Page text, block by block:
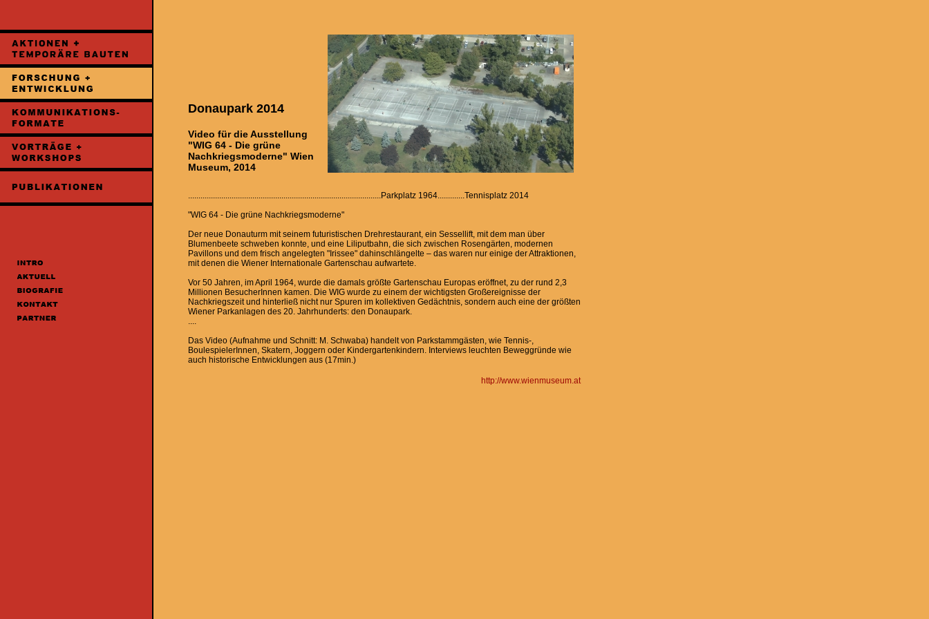
Donaupark 2014
Video für die Ausstellung
"WIG 64 - Die grüne
Nachkriegsmoderne" Wien
Museum, 2014
.............................................................................................Parkplatz 1964.............Tennisplatz 2014
"WIG 64 - Die grüne Nachkriegsmoderne"
Der neue Donauturm mit seinem futuristischen Drehrestaurant, ein Sessellift, mit dem man über
Blumenbeete schweben konnte, und eine Liliputbahn, die sich zwischen Rosengärten, modernen
Pavillons und dem frisch angelegten "Irissee" dahinschlängelte – das waren nur einige der Attraktionen,
mit denen die Wiener Internationale Gartenschau aufwartete.
Vor 50 Jahren, im April 1964, wurde die damals größte Gartenschau Europas eröffnet, zu der rund 2,3
Millionen BesucherInnen kamen. Die WIG wurde zu einem der wichtigsten Großereignisse der
Nachkriegszeit und hinterließ nicht nur Spuren im kollektiven Gedächtnis, sondern auch eine der größten
Wiener Parkanlagen des 20. Jahrhunderts: den Donaupark.
....
Das Video (Aufnahme und Schnitt: M. Schwaba) handelt von Parkstammgästen, wie Tennis-,
BoulespielerInnen, Skatern, Joggern oder Kindergartenkindern. Interviews leuchten Beweggründe wie
auch historische Entwicklungen aus (17min.)
http://www.wienmuseum.at